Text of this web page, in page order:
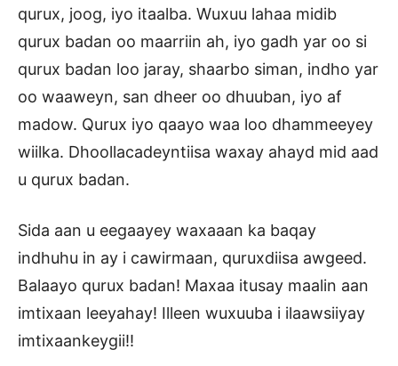
qurux, joog, iyo itaalba. Wuxuu lahaa midib
qurux badan oo maarriin ah, iyo gadh yar oo si
qurux badan loo jaray, shaarbo siman, indho yar
oo waaweyn, san dheer oo dhuuban, iyo af
madow. Qurux iyo qaayo waa loo dhammeeyey
wiilka. Dhoollacadeyntiisa waxay ahayd mid aad
u qurux badan.
Sida aan u eegaayey waxaaan ka baqay
indhuhu in ay i cawirmaan, quruxdiisa awgeed.
Balaayo qurux badan! Maxaa itusay maalin aan
imtixaan leeyahay! Illeen wuxuuba i ilaawsiiyay
imtixaankeygii!!